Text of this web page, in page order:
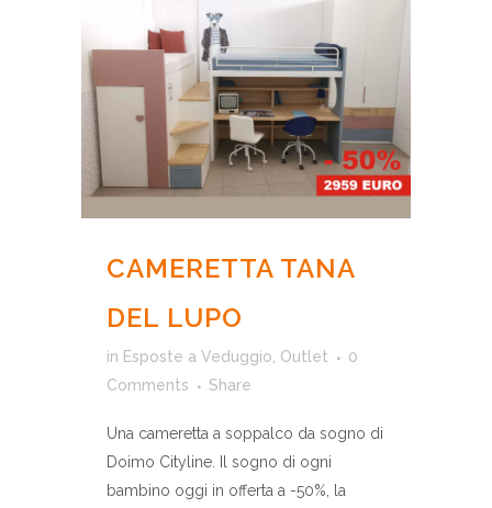
CAMERETTA TANA
DEL LUPO
in Esposte a Veduggio Outlet
0
Comments
Share
Una cameretta a soppalco da sogno di
Doimo Cityline. Il sogno di ogni
bambino oggi in offerta a -50%, la